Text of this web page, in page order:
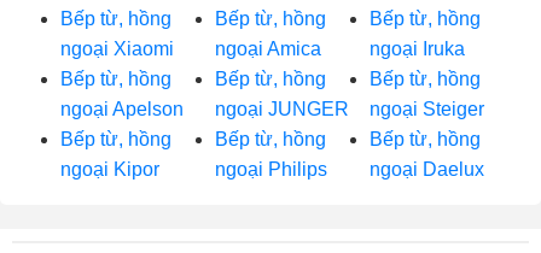
Bếp từ, hồng
ngoại Xiaomi
Bếp từ, hồng
ngoại Amica
Bếp từ, hồng
ngoại Iruka
Bếp từ, hồng
ngoại Apelson
Bếp từ, hồng
ngoại JUNGER
Bếp từ, hồng
ngoại Steiger
Bếp từ, hồng
ngoại Kipor
Bếp từ, hồng
ngoại Philips
Bếp từ, hồng
ngoại Daelux